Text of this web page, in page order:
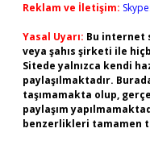
Reklam ve İletişim:
Yasal Uyarı: Bu internet
veya şahıs şirketi ile
Sitede yalnızca kendi
paylaşılmaktadır.
taşımamakta olup,
paylaşım
benzerlikleri tamamen